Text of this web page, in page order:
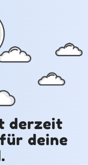
derzeit
deine